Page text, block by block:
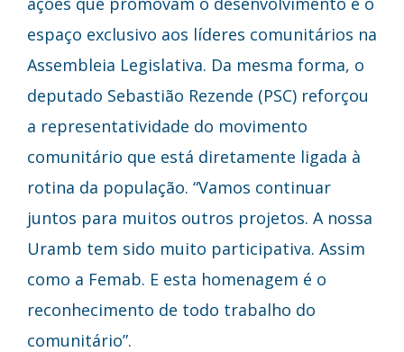
espaço exclusivo aos líderes comunitários na
Assembleia Legislativa. Da mesma forma, o
deputado Sebastião Rezende (PSC) reforçou
a representatividade do movimento
comunitário que está diretamente ligada à
rotina da população. “Vamos continuar
juntos para muitos outros projetos. A nossa
Uramb tem sido muito participativa. Assim
como a Femab. E esta homenagem é o
reconhecimento de todo trabalho do
comunitário”.